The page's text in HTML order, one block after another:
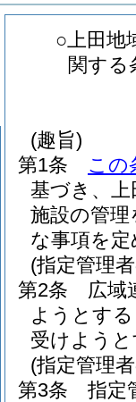
○上田地
関する
(趣旨)
第1条
この
基づき、
施設の管
な事項を
(指定管理
第2条
広域
ようとす
受けよう
(指定管理
第3条
指定